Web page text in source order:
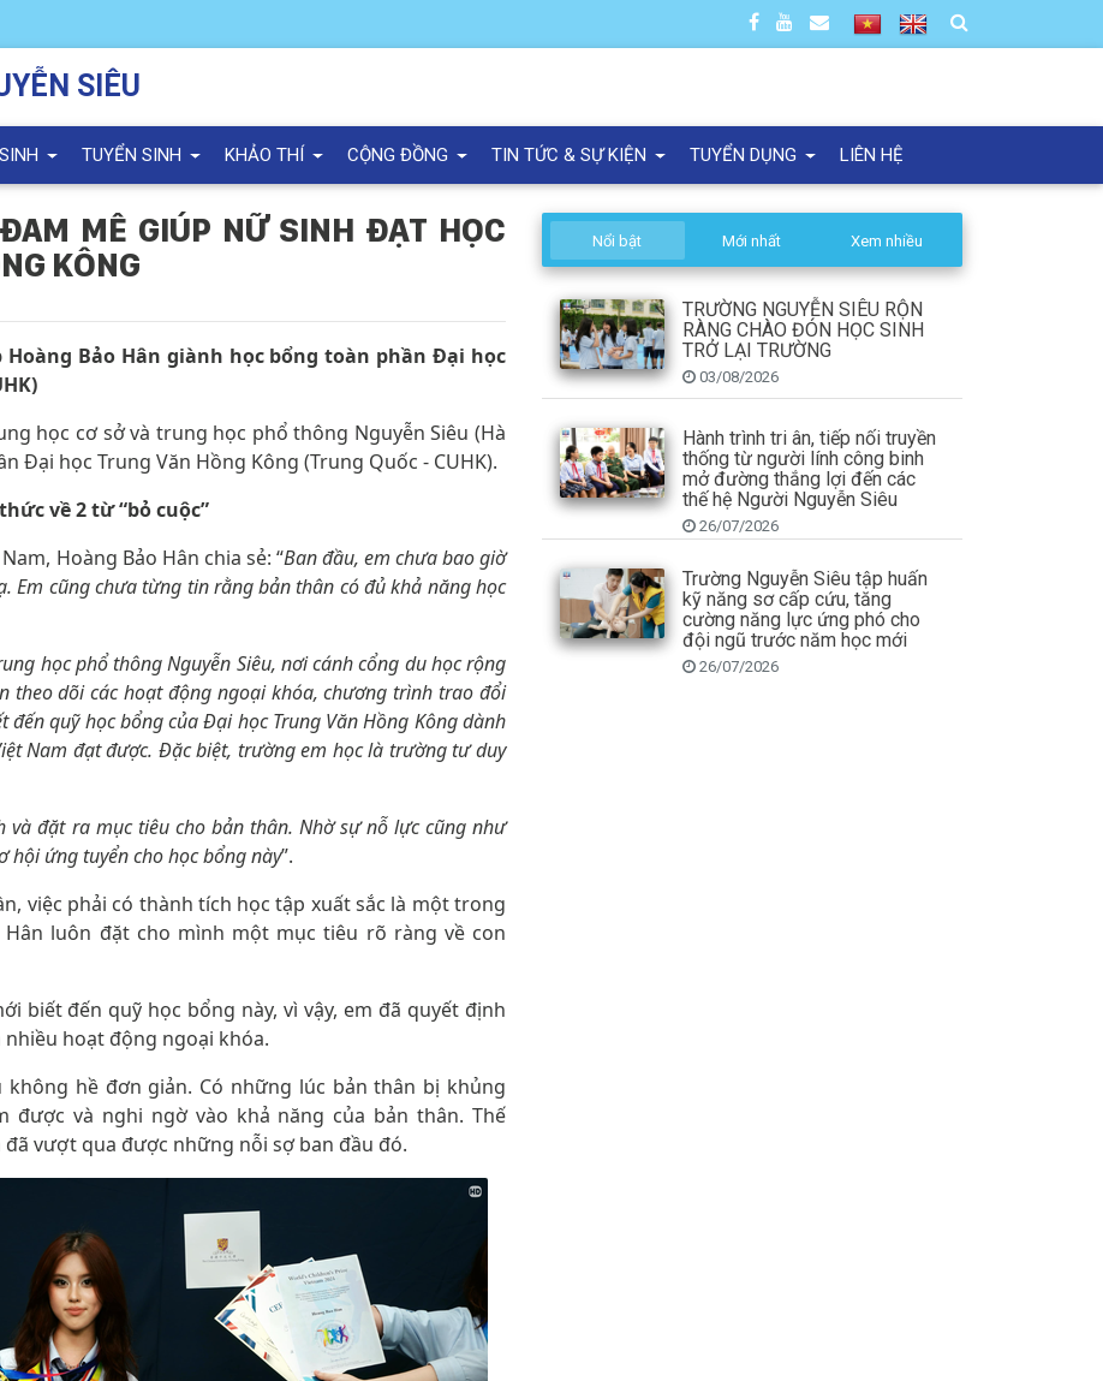
SIÊU
TUYỂN SINH KHẢO THÍ CỘNG ĐỒNG TIN TỨC & SỰ KIỆN TUYỂN DỤNG LIÊN HỆ
MÊ GIÚP NỮ SINH ĐẠT HỌC
KÔNG
Bảo Hân giành học bổng toàn phần Đại học
học cơ sở và trung học phổ thông Nguyễn Siêu (Hà
Đại học Trung Văn Hồng Kông (Trung Quốc - CUHK).
về 2 từ “bỏ cuộc”
Hoàng Bảo Hân chia sẻ: “Ban đầu, em chưa bao giờ
Em cũng chưa từng tin rằng bản thân có đủ khả năng học
học phổ thông Nguyễn Siêu, nơi cánh cổng du học rộng
theo dõi các hoạt động ngoại khóa, chương trình trao đổi
quỹ học bổng của Đại học Trung Văn Hồng Kông dành
Nam đạt được. Đặc biệt, trường em học là trường tư duy
đặt ra mục tiêu cho bản thân. Nhờ sự nỗ lực cũng như
hội ứng tuyển cho học bổng này”.
việc phải có thành tích học tập xuất sắc là một trong
luôn đặt cho mình một mục tiêu rõ ràng về con
biết đến quỹ học bổng này, vì vậy, em đã quyết định
hoạt động ngoại khóa.
hề đơn giản. Có những lúc bản thân bị khủng
được và nghi ngờ vào khả năng của bản thân. Thế
vượt qua được những nỗi sợ ban đầu đó.
Nổi bật Mới nhất Xem nhiều
TRƯỜNG NGUYỄN SIÊU RỘN
RÀNG CHÀO ĐÓN HỌC SINH
TRỞ LẠI TRƯỜNG
03/08/2026
Hành trình tri ân, tiếp nối truyền
thống từ người lính công binh
mở đường thắng lợi đến các
thế hệ Người Nguyễn Siêu
26/07/2026
Trường Nguyễn Siêu tập huấn
kỹ năng sơ cấp cứu, tăng
cường năng lực ứng phó cho
đội ngũ trước năm học mới
26/07/2026